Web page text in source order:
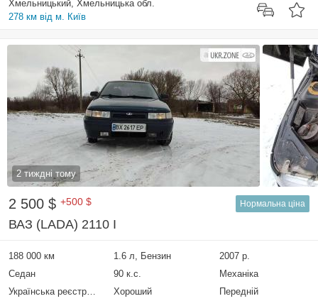
Хмельницький, Хмельницька обл.
278 км від м. Київ
2 тиждні тому
2 500 $ +500 $ Нормальна ціна
ВАЗ (LADA) 2110 I
188 000 км 1.6 л, Бензин
2007 р.
Седан
90 к.с.
Механіка
Українська реєстрація
Хороший Передній